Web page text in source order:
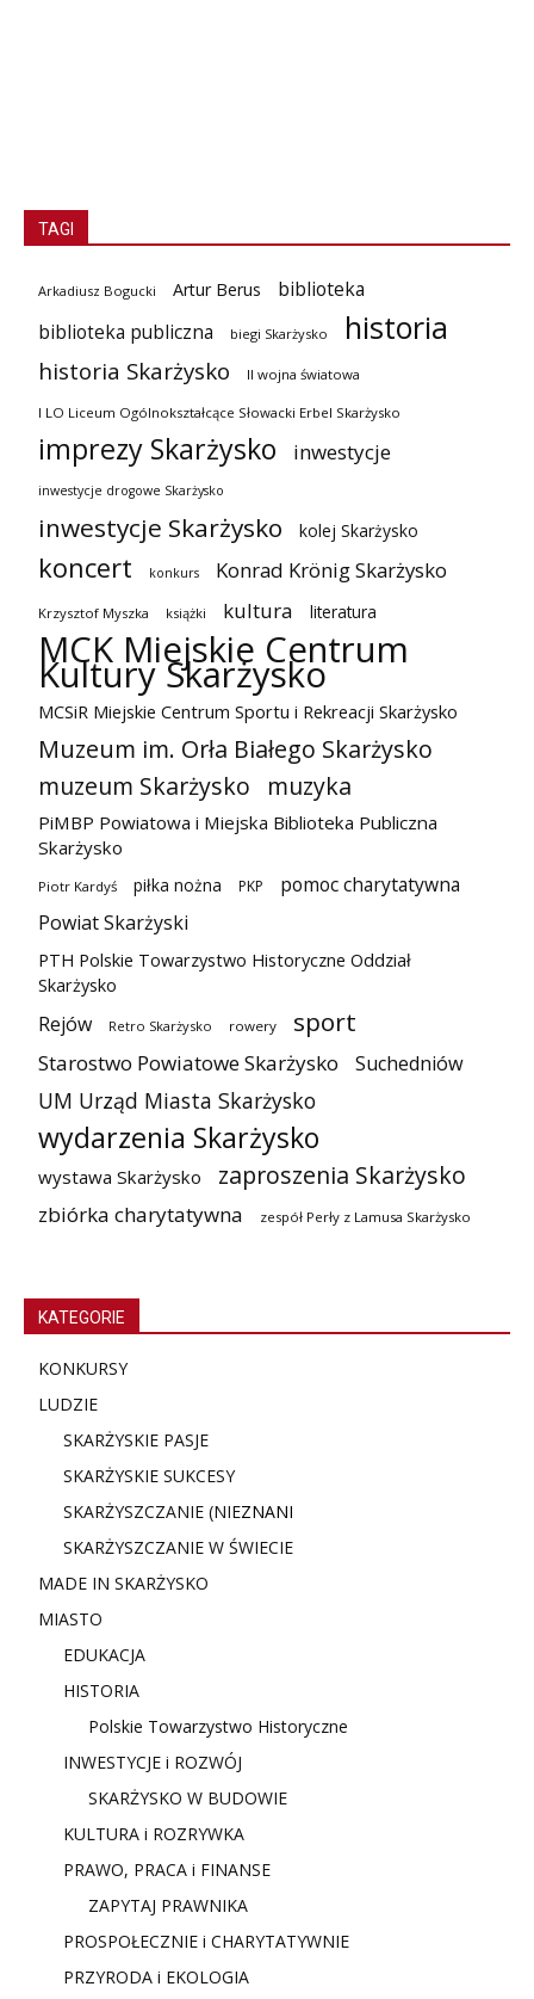
TAGI
Arkadiusz Bogucki Artur Berus
biblioteka
biblioteka publiczna
biegi Skarżysko historia
historia Skarżysko II wojna światowa
I LO Liceum Ogólnokształcące Słowacki Erbel Skarżysko
imprezy Skarżysko inwestycje
inwestycje drogowe Skarżysko
inwestycje Skarżysko kolej Skarżysko
koncert konkurs Konrad Krönig Skarżysko
Krzysztof Myszka książki kultura literatura
MCK Miejskie Centrum
Kultury Skarżysko
MCSiR Miejskie Centrum Sportu i Rekreacji Skarżysko
Muzeum im. Orła Białego Skarżysko
muzeum Skarżysko
muzyka
PiMBP Powiatowa i Miejska Biblioteka Publiczna
Skarżysko
Piotr Kardyś piłka nożna PKP
pomoc charytatywna
Powiat Skarżyski
PTH Polskie Towarzystwo Historyczne Oddział
Skarżysko
Rejów Retro Skarżysko rowery sport
Starostwo Powiatowe Skarżysko Suchedniów
UM Urząd Miasta Skarżysko
wydarzenia Skarżysko
wystawa Skarżysko zaproszenia Skarżysko
zbiórka charytatywna zespół Perły z Lamusa Skarżysko
KATEGORIE
KONKURSY
LUDZIE
SKARŻYSKIE PASJE
SKARŻYSKIE SUKCESY
SKARŻYSZCZANIE (NIEZNANI
SKARŻYSZCZANIE W ŚWIECIE
MADE IN SKARŻYSKO
MIASTO
EDUKACJA
HISTORIA
Polskie Towarzystwo Historyczne
INWESTYCJE i ROZWÓJ
SKARŻYSKO W BUDOWIE
KULTURA i ROZRYWKA
PRAWO, PRACA i FINANSE
ZAPYTAJ PRAWNIKA
PROSPOŁECZNIE i CHARYTATYWNIE
PRZYRODA i EKOLOGIA